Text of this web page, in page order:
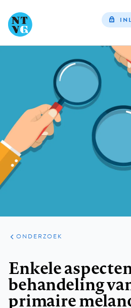
ARTIKELEN
ONDERZOEK
ONDERZOEK
Enkele
behandeling
primaire